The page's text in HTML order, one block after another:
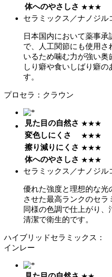
体へのやさしさ ★★★
セラミックス／ナノジル
日本国内において薬事
で、人工関節にも使用さ
いるため噛む力が強い
しり癖や食いしばり癖の
す。
プロセラ：クラウン
見た目の自然さ ★★★
変色しにくさ
★★★
擦り減りにくさ ★★★
体へのやさしさ ★★★
セラミックス／ナノジル
優れた強度と理想的な光
させた最高ランクのセラ
同様の色調で仕上がり
清潔で衛生的です。
ハイブリッドセラミックス：
インレー